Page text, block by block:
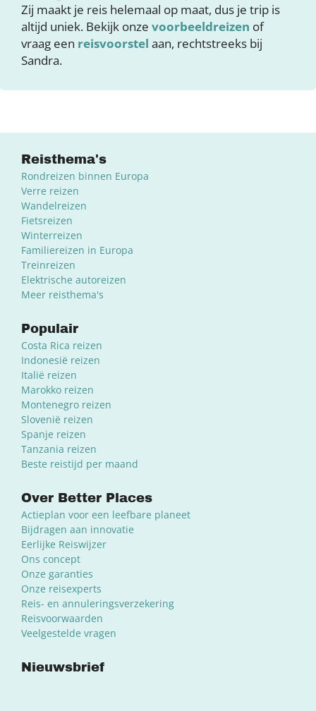
Zij maakt je reis helemaal op maat, dus je trip is
altijd uniek. Bekijk onze voorbeeldreizen of
vraag een reisvoorstel aan, rechtstreeks bij
Sandra.
Reisthema's
Rondreizen binnen Europa
Verre reizen
Wandelreizen
Fietsreizen
Winterreizen
Familiereizen in Europa
Treinreizen
Elektrische autoreizen
Meer reisthema's
Populair
Costa Rica reizen
Indonesië reizen
Italië reizen
Marokko reizen
Montenegro reizen
Slovenië reizen
Spanje reizen
Tanzania reizen
Beste reistijd per maand
Over Better Places
Actieplan voor een leefbare planeet
Bijdragen aan innovatie
Eerlijke Reiswijzer
Ons concept
Onze garanties
Onze reisexperts
Reis- en annuleringsverzekering
Reisvoorwaarden
Veelgestelde vragen
Nieuwsbrief